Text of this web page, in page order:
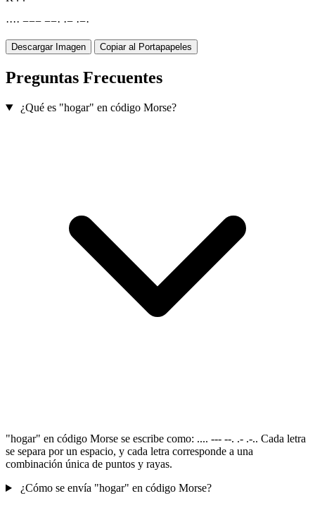
···· −−− −−· ·− ·−·
Descargar Imagen Copiar al Portapapeles
Preguntas Frecuentes
¿Qué es "hogar" en código Morse?
"hogar" en código Morse se escribe como: .... --- --. .- .-.. Cada letra
se separa por un espacio, y cada letra corresponde a una
combinación única de puntos y rayas.
¿Cómo se envía "hogar" en código Morse?